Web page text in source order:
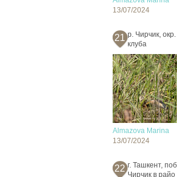
13/07/2024
21 р. Чирчик,
клуба
Almazova Marina
13/07/2024
22 г. Ташкент,
Чирчик в райо